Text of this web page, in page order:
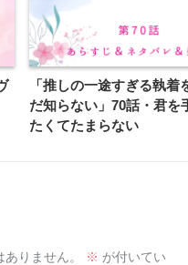
「推しの一途すぎる執着
だ知らない」70話・君を
たくてたまらない
りません。 ※ が付いてい